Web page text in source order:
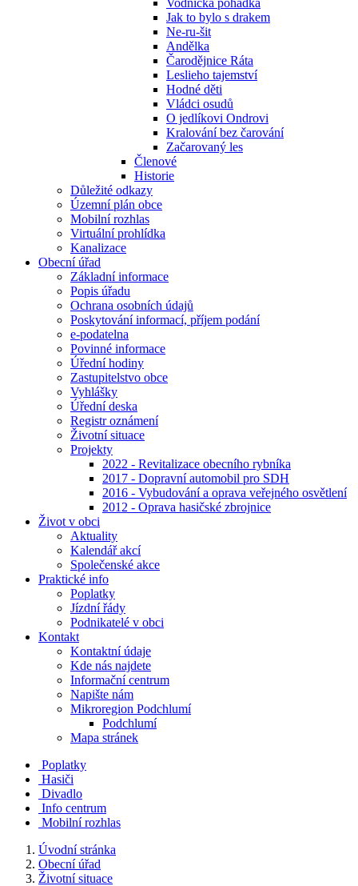
Vodnická pohádka
Jak to bylo s drakem
Ne-ru-šit
Andělka
Čarodějnice Ráta
Leslieho tajemství
Hodné děti
Vládci osudů
O jedlíkovi Ondrovi
Kralování bez čarování
Začarovaný les
Členové
Historie
Důležité odkazy
Územní plán obce
Mobilní rozhlas
Virtuální prohlídka
Kanalizace
Obecní úřad
Základní informace
Popis úřadu
Ochrana osobních údajů
Poskytování informací, příjem podání
e-podatelna
Povinné informace
Úřední hodiny
Zastupitelstvo obce
Vyhlášky
Úřední deska
Registr oznámení
Životní situace
Projekty
2022 - Revitalizace obecního rybníka
2017 - Dopravní automobil pro SDH
2016 - Vybudování a oprava veřejného osvětlení
2012 - Oprava hasičské zbrojnice
Život v obci
Aktuality
Kalendář akcí
Společenské akce
Praktické info
Poplatky
Jízdní řády
Podnikatelé v obci
Kontakt
Kontaktní údaje
Kde nás najdete
Informační centrum
Napište nám
Mikroregion Podchlumí
Podchlumí
Mapa stránek
Poplatky
Hasiči
Divadlo
Info centrum
Mobilní rozhlas
Úvodní stránka
Obecní úřad
Životní situace